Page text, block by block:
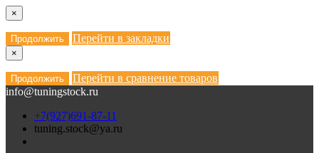
×
Продолжить Перейти в закладки
×
Продолжить
Перейти в сравнение товаров
info@tuningstock.ru
+7(927)691-87-11
tuning.stock@ya.ru